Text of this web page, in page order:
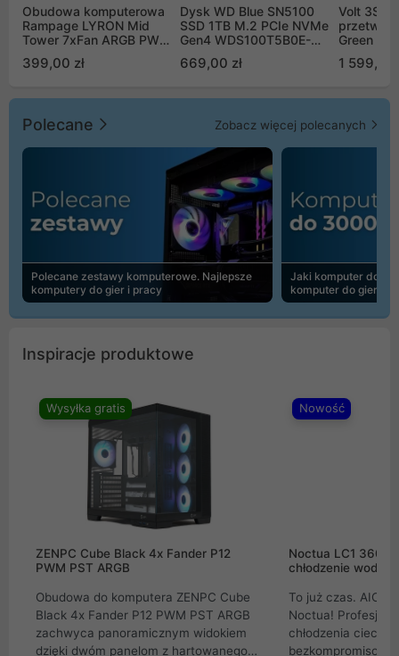
Obudowa komputerowa
Rampage LYRON Mid
Tower 7xFan ARGB PWM
399,00 zł
Dysk WD Blue SN5100
SSD 1TB M.2 PCIe NVMe
Gen4 WDS100T5B0E-
669,00 zł
Volt
Green
1 599,00
Polecane Zobacz więcej polecanych
Polecane zestawy komputerowe. Najlepsze
komputery do gier i pracy
Jaki komputer do
komputer do gier |
Inspiracje produktowe
Wysyłka gratis
ZENPC Cube Black 4x Fander P12
PWM PST ARGB
Obudowa do komputera ZENPC Cube
Black 4x Fander P12 PWM PST ARGB
zachwyca panoramicznym widokiem
dzięki dwóm panelom z hartowanego
Nowość
Noctua LC1
chłodzenie wodne
To już czas. AIO
Noctua!
chłodzenia cieczą